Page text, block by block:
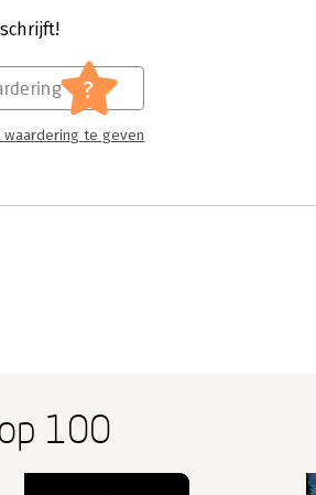
?
waardering te geven
100